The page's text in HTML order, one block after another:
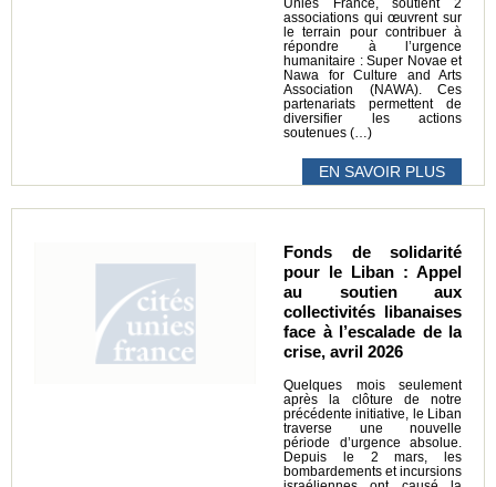
Unies France, soutient 2
associations qui œuvrent sur
le terrain pour contribuer à
répondre à l’urgence
humanitaire : Super Novae et
Nawa for Culture and Arts
Association (NAWA). Ces
partenariats permettent de
diversifier les actions
soutenues (…)
EN SAVOIR PLUS
Fonds de solidarité
pour le Liban : Appel
au soutien aux
collectivités libanaises
face à l’escalade de la
crise, avril 2026
Quelques mois seulement
après la clôture de notre
précédente initiative, le Liban
traverse une nouvelle
période d’urgence absolue.
Depuis le 2 mars, les
bombardements et incursions